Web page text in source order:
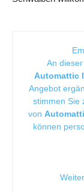
An
Automattic
Angebot
stimmen Sie
von
können